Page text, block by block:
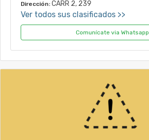
Dirección: CARR 2, 239
Ver todos sus clasificados >>
Comunícate via Whatsapp